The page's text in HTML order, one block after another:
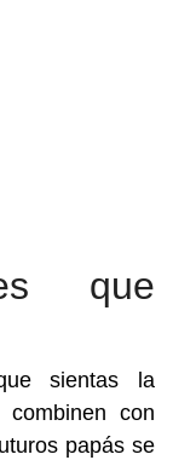
que
sientas la
con
papás se